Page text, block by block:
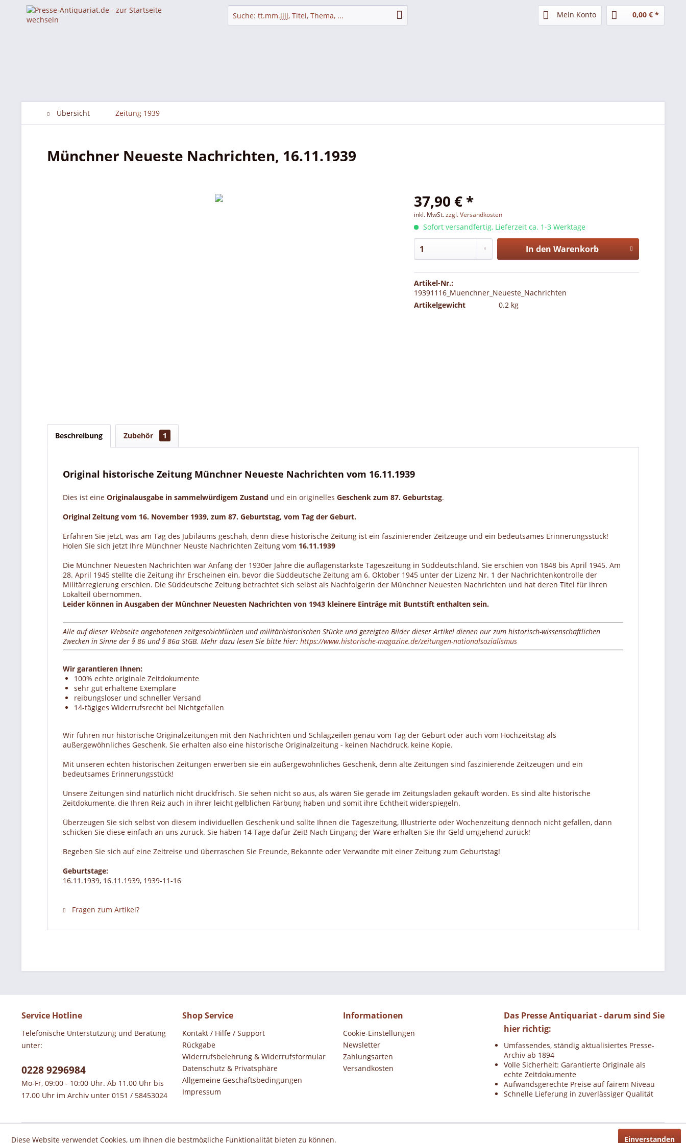
Mein Konto 0,00 € *
Übersicht Zeitung 1939
Münchner Neueste Nachrichten, 16.11.1939
37,90 € *
inkl. MwSt.zzgl. Versandkosten
Sofort versandfertig, Lieferzeit ca. 1-3 Werktage
In den Warenkorb
Artikel-Nr.:
19391116_Muenchner_Neueste_Nachrichten
Artikelgewicht
0.2 kg
Beschreibung Zubehör 1
Original historische Zeitung Münchner Neueste Nachrichten vom 16.11.1939
Dies ist eine Originalausgabe in sammelwürdigem Zustand und ein originelles Geschenk zum 87. Geburtstag.
Original Zeitung vom 16. November 1939, zum 87. Geburtstag, vom Tag der Geburt.
Erfahren Sie jetzt, was am Tag des Jubiläums geschah, denn diese historische Zeitung ist ein faszinierender Zeitzeuge und ein bedeutsames Erinnerungsstück!
Holen Sie sich jetzt Ihre Münchner Neuste Nachrichten Zeitung vom 16.11.1939
Die Münchner Neuesten Nachrichten war Anfang der 1930er Jahre die auflagenstärkste Tageszeitung in Süddeutschland. Sie erschien von 1848 bis April 1945. Am
28. April 1945 stellte die Zeitung ihr Erscheinen ein, bevor die Süddeutsche Zeitung am 6. Oktober 1945 unter der Lizenz Nr. 1 der Nachrichtenkontrolle der
Militärregierung erschien. Die Süddeutsche Zeitung betrachtet sich selbst als Nachfolgerin der Münchner Neuesten Nachrichten und hat deren Titel für ihren
Lokalteil übernommen.
Leider können in Ausgaben der Münchner Neuesten Nachrichten von 1943 kleinere Einträge mit Buntstift enthalten sein.
Alle auf dieser Webseite angebotenen zeitgeschichtlichen und militärhistorischen Stücke und gezeigten Bilder dieser Artikel dienen nur zum historisch-wissenschaftlichen
Zwecken in Sinne der § 86 und § 86a StGB. Mehr dazu lesen Sie bitte hier: https://www.historische-magazine.de/zeitungen-nationalsozialismus
Wir garantieren Ihnen:
100% echte originale Zeitdokumente
sehr gut erhaltene Exemplare
reibungsloser und schneller Versand
14-tägiges Widerrufsrecht bei Nichtgefallen
Wir führen nur historische Originalzeitungen mit den Nachrichten und Schlagzeilen genau vom Tag der Geburt oder auch vom Hochzeitstag als
außergewöhnliches Geschenk. Sie erhalten also eine historische Originalzeitung - keinen Nachdruck, keine Kopie.
Mit unseren echten historischen Zeitungen erwerben sie ein außergewöhnliches Geschenk, denn alte Zeitungen sind faszinierende Zeitzeugen und ein
bedeutsames Erinnerungsstück!
Unsere Zeitungen sind natürlich nicht druckfrisch. Sie sehen nicht so aus, als wären Sie gerade im Zeitungsladen gekauft worden. Es sind alte historische
Zeitdokumente, die Ihren Reiz auch in ihrer leicht gelblichen Färbung haben und somit ihre Echtheit widerspiegeln.
Überzeugen Sie sich selbst von diesem individuellen Geschenk und sollte Ihnen die Tageszeitung, Illustrierte oder Wochenzeitung dennoch nicht gefallen, dann
schicken Sie diese einfach an uns zurück. Sie haben 14 Tage dafür Zeit! Nach Eingang der Ware erhalten Sie Ihr Geld umgehend zurück!
Begeben Sie sich auf eine Zeitreise und überraschen Sie Freunde, Bekannte oder Verwandte mit einer Zeitung zum Geburtstag!
Geburtstage:
16.11.1939, 16.11.1939, 1939-11-16
Fragen zum Artikel?
Service Hotline
Telefonische Unterstützung und Beratung
unter:
0228 9296984
Mo-Fr, 09:00 - 10:00 Uhr. Ab 11.00 Uhr bis
17.00 Uhr im Archiv unter 0151 / 58453024
Shop Service
Kontakt / Hilfe / Support
Rückgabe
Widerrufsbelehrung & Widerrufsformular
Datenschutz & Privatsphäre
Allgemeine Geschäftsbedingungen
Impressum
Informationen
Cookie-Einstellungen
Newsletter
Zahlungsarten
Versandkosten
Das Presse Antiquariat - darum sind Sie
hier richtig:
Umfassendes, ständig aktualisiertes Presse-
Archiv ab 1894
Volle Sicherheit: Garantierte Originale als
echte Zeitdokumente
Aufwandsgerechte Preise auf fairem Niveau
Schnelle Lieferung in zuverlässiger Qualität
Diese Website verwendet Cookies, um Ihnen die bestmögliche Funktionalität bieten zu können. Einverstanden